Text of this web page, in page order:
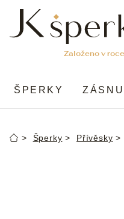
obsah
ŠPERKY
DomůŠperky Přívěsky